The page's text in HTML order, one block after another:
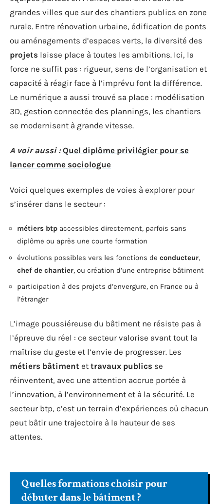
grandes villes que sur des chantiers publics en zone
rurale. Entre rénovation urbaine, édification de ponts
ou aménagements d’espaces verts, la diversité des
projets laisse place à toutes les ambitions. Ici, la
force ne suffit pas : rigueur, sens de l’organisation et
capacité à réagir face à l’imprévu font la différence.
Le numérique a aussi trouvé sa place : modélisation
3D, gestion connectée des plannings, les chantiers
se modernisent à grande vitesse.
A voir aussi : Quel diplôme privilégier pour se
lancer comme sociologue
Voici quelques exemples de voies à explorer pour
s’insérer dans le secteur :
métiers btp accessibles directement, parfois sans
diplôme ou après une courte formation
évolutions possibles vers les fonctions de conducteur,
chef de chantier, ou création d’une entreprise bâtiment
participation à des projets d’envergure, en France ou à
l’étranger
L’image poussiéreuse du bâtiment ne résiste pas à
l’épreuve du réel : ce secteur valorise avant tout la
maîtrise du geste et l’envie de progresser. Les
métiers bâtiment et travaux publics se
réinventent, avec une attention accrue portée à
l’innovation, à l’environnement et à la sécurité. Le
secteur btp, c’est un terrain d’expériences où chacun
peut bâtir une trajectoire à la hauteur de ses
attentes.
Quelles formations choisir pour
débuter dans le bâtiment ?